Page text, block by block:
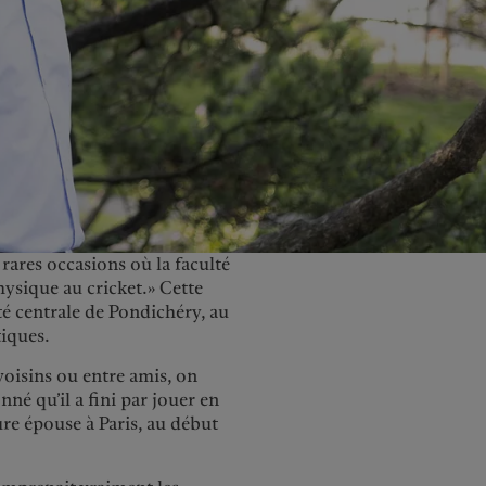
occasions où la faculté
au cricket.» Cette
centrale de Pondichéry, au
ou entre amis, on
qu’il a fini par jouer en
épouse à Paris, au début